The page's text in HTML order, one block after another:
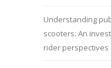
Understanding
scooters: An
rider perspectives